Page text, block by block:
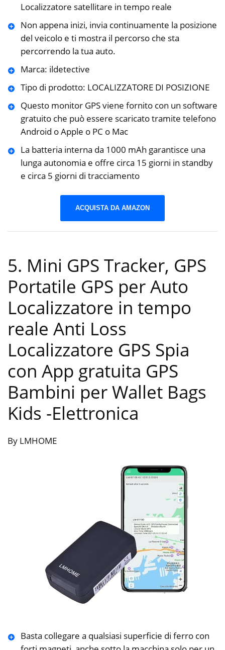
Localizzatore satellitare in tempo reale
Non appena inizi, invia continuamente la posizione
del veicolo e ti mostra il percorso che sta
percorrendo la tua auto.
Marca: ildetective
Tipo di prodotto: LOCALIZZATORE DI POSIZIONE
Questo monitor GPS viene fornito con un software
gratuito che può essere scaricato tramite telefono
Android o Apple o PC o Mac
La batteria interna da 1000 mAh garantisce una
lunga autonomia e offre circa 15 giorni in standby
e circa 5 giorni di tracciamento
ACQUISTA DA AMAZON
5. Mini GPS Tracker, GPS
Portatile GPS per Auto
Localizzatore in tempo
reale Anti Loss
Localizzatore GPS Spia
con App gratuita GPS
Bambini per Wallet Bags
Kids -Elettronica
By LMHOME
Basta collegare a qualsiasi superficie di ferro con